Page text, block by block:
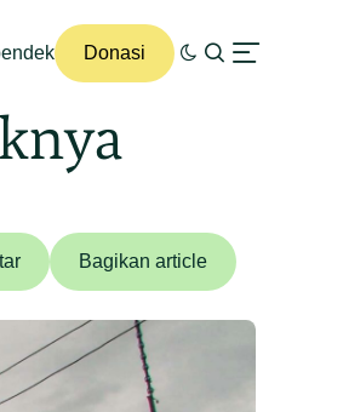
Donasi
Bagikan article